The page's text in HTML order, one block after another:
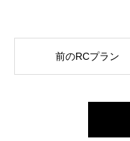
前のRCプラン